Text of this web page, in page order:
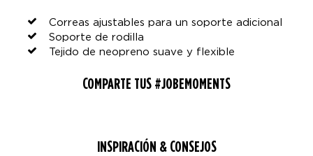
Correas ajustables para un soporte adicional
Soporte de rodilla
Tejido de neopreno suave y flexible
COMPARTE TUS #JOBEMOMENTS
INSPIRACIÓN & CONSEJOS